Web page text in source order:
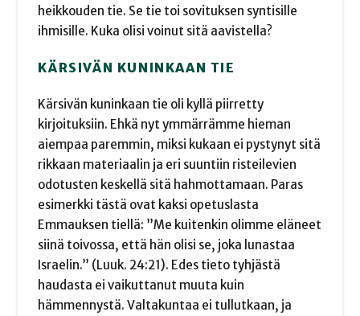
heikkouden tie. Se tie toi sovituksen syntisille
ihmisille. Kuka olisi voinut sitä aavistella?
KÄRSIVÄN KUNINKAAN TIE
Kärsivän kuninkaan tie oli kyllä piirretty
kirjoituksiin. Ehkä nyt ymmärrämme hieman
aiempaa paremmin, miksi kukaan ei pystynyt sitä
rikkaan materiaalin ja eri suuntiin risteilevien
odotusten keskellä sitä hahmottamaan. Paras
esimerkki tästä ovat kaksi opetuslasta
Emmauksen tiellä: ”Me kuitenkin olimme eläneet
siinä toivossa, että hän olisi se, joka lunastaa
Israelin.” (Luuk. 24:21). Edes tieto tyhjästä
haudasta ei vaikuttanut muuta kuin
hämmennystä. Valtakuntaa ei tullutkaan, ja